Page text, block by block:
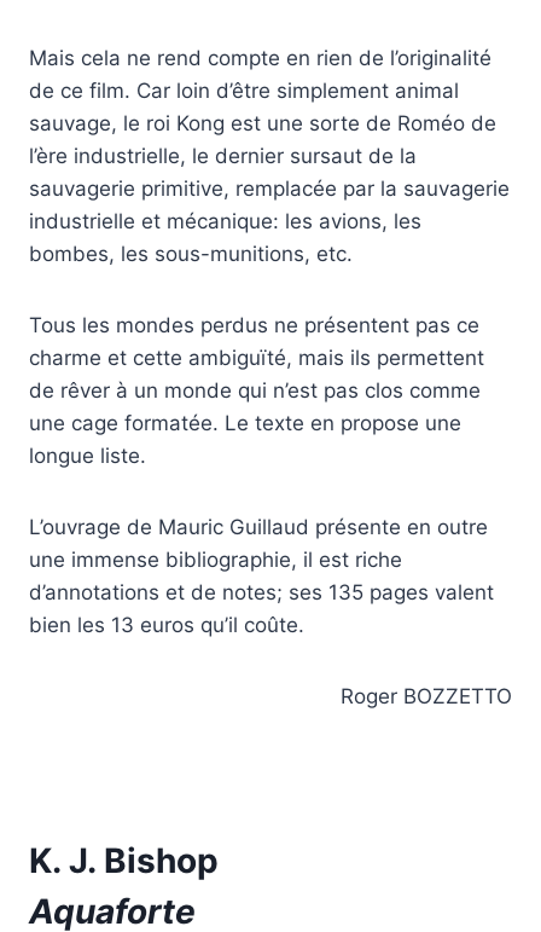
Mais cela ne rend compte en rien de l’originalité
de ce film. Car loin d’être simplement animal
sauvage, le roi Kong est une sorte de Roméo de
l’ère industrielle, le dernier sursaut de la
sauvagerie primitive, remplacée par la sauvagerie
industrielle et mécanique: les avions, les
bombes, les sous-munitions, etc.
Tous les mondes perdus ne présentent pas ce
charme et cette ambiguïté, mais ils permettent
de rêver à un monde qui n’est pas clos comme
une cage formatée. Le texte en propose une
longue liste.
L’ouvrage de Mauric Guillaud présente en outre
une immense bibliographie, il est riche
d’annotations et de notes; ses 135 pages valent
bien les 13 euros qu’il coûte.
Roger BOZZETTO
K. J. Bishop
Aquaforte